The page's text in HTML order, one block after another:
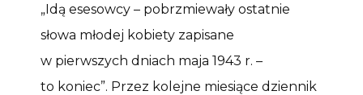
„Idą esesowcy – pobrzmiewały ostatnie
słowa młodej kobiety zapisane
w pierwszych dniach maja 1943 r. –
to koniec”. Przez kolejne miesiące dziennik